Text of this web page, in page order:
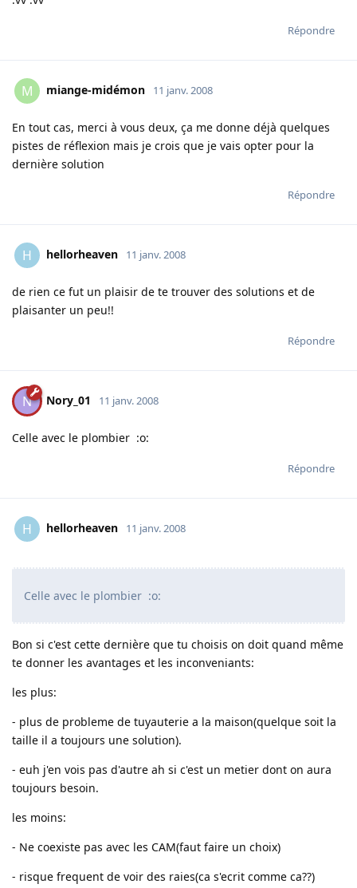
Répondre
M miange-midémon 11 janv. 2008
En tout cas, merci à vous deux, ça me donne déjà quelques
pistes de réflexion mais je crois que je vais opter pour la
dernière solution
Répondre
H hellorheaven 11 janv. 2008
de rien ce fut un plaisir de te trouver des solutions et de
plaisanter un peu!!
Répondre
N Nory_01 11 janv. 2008
Celle avec le plombier :o:
Répondre
H hellorheaven 11 janv. 2008
Celle avec le plombier :o:
Bon si c'est cette dernière que tu choisis on doit quand même
te donner les avantages et les inconveniants:
les plus:
- plus de probleme de tuyauterie a la maison(quelque soit la
taille il a toujours une solution).
- euh j'en vois pas d'autre ah si c'est un metier dont on aura
toujours besoin.
les moins:
- Ne coexiste pas avec les CAM(faut faire un choix)
- risque frequent de voir des raies(ca s'ecrit comme ca??)